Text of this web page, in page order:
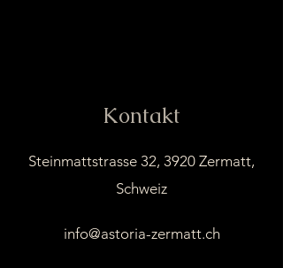
Kontakt
Steinmattstrasse 32, 3920 Zermatt,
Schweiz
info@astoria-zermatt.ch